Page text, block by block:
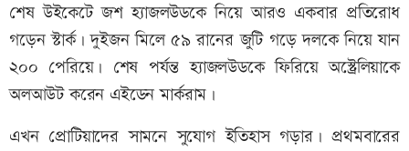
শেষ উইকেটে জশ হ্যাজলউডকে নিয়ে আরও একবার প্রতিরোধ
গড়েন স্টার্ক। দুইজন মিলে ৫৯ রানের জুটি গড়ে দলকে নিয়ে যান
২০০ পেরিয়ে। শেষ পর্যন্ত হ্যাজলউডকে ফিরিয়ে অস্ট্রেলিয়াকে
অলআউট করেন এইডেন মার্করাম।
এখন প্রোটিয়াদের সামনে সুযোগ ইতিহাস গড়ার। প্রথমবারের